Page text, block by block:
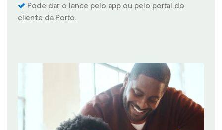
Pode dar o lance pelo app ou pelo portal do
cliente da Porto.